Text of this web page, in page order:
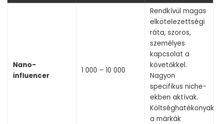
Nano-
influencer
1 000 – 10 000
Rendkívül magas
elkötelezettségi
ráta, szoros,
személyes
kapcsolat a
követőkkel.
Nagyon
specifikus niche-
ekben aktívak.
Költséghatékonyak
a márkák